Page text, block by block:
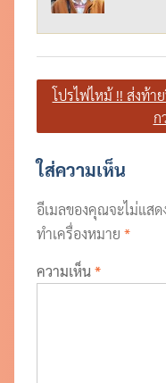
แนะแนว
โปรไฟไหม้ !! ส่งท้
ก
ใส่ความเห็น
อีเมลของคุณจะไม่แส
ทำเครื่องหมาย *
ความเห็น*